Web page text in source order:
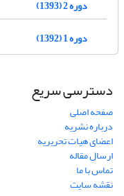
دوره 2 (1393)
دوره 1 (1392)
دسترسی سریع
صفحه اصلی
درباره نشریه
اعضای هیات تحریریه
ارسال مقاله
تماس با ما
نقشه سایت